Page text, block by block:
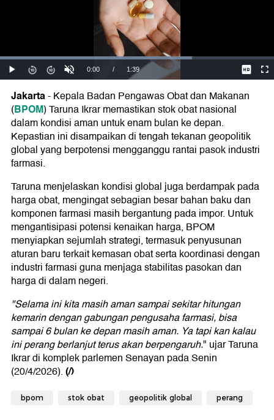
Jakarta- Kepala Badan Pengawas Obat dan Makanan
(BPOM) Taruna Ikrar memastikan stok obat nasional
dalam kondisi aman untuk enam bulan ke depan.
Kepastian ini disampaikan di tengah tekanan geopolitik
global yang berpotensi mengganggu rantai pasok industri
farmasi.
Taruna menjelaskan kondisi global juga berdampak pada
harga obat, mengingat sebagian besar bahan baku dan
komponen farmasi masih bergantung pada impor. Untuk
mengantisipasi potensi kenaikan harga, BPOM
menyiapkan sejumlah strategi, termasuk penyusunan
aturan baru terkait kemasan obat serta koordinasi dengan
industri farmasi guna menjaga stabilitas pasokan dan
harga di dalam negeri.
"Selama ini kita masih aman sampai sekitar hitungan
kemarin dengan gabungan pengusaha farmasi, bisa
sampai 6 bulan ke depan masih aman. Ya tapi kan kalau
ini perang berlanjut terus akan berpengaruh." ujar Taruna
Ikrar di komplek parlemen Senayan pada Senin
(20/4/2026).(/)
bpom stok obat geopolitik global perang